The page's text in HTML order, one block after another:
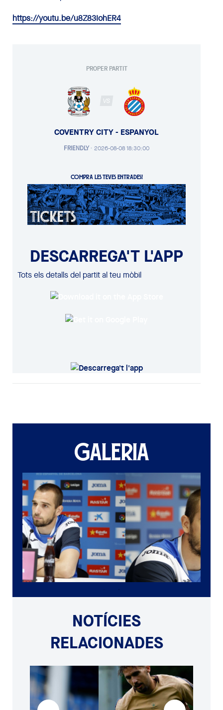
https://youtu.be/u8Z83IohER4
PROPER PARTIT
VS
COVENTRY CITY - ESPANYOL
FRIENDLY· 2026-08-08 18:30:00
COMPRA LES TEVES ENTRADES!
DESCARREGA'T L'APP
Tots els detalls del partit al teu mòbil
GALERIA
NOTÍCIES
RELACIONADES